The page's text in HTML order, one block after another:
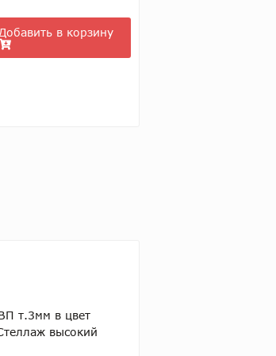
Добавить в корзину
т.3мм в цвет
высокий